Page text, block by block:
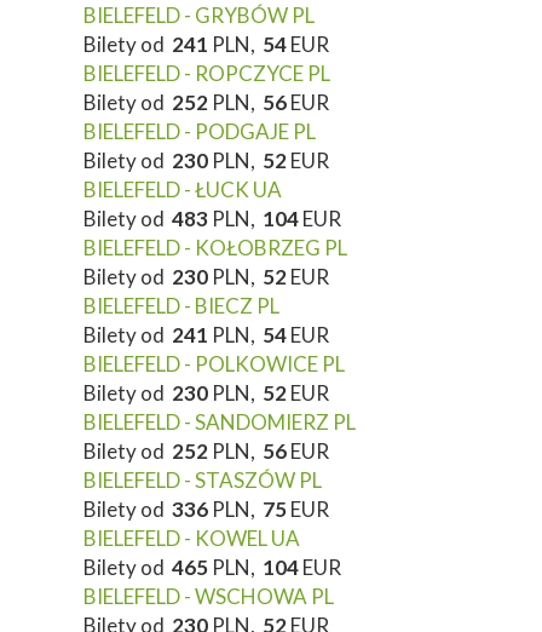
BIELEFELD - GRYBÓW PL
Bilety od 241 PLN, 54EUR
BIELEFELD - ROPCZYCE PL
Bilety od 252 PLN, 56EUR
BIELEFELD - PODGAJE PL
Bilety od 230 PLN, 52EUR
BIELEFELD - ŁUCK UA
Bilety od 483 PLN, 104EUR
BIELEFELD - KOŁOBRZEG PL
Bilety od 230 PLN, 52EUR
BIELEFELD - BIECZ PL
Bilety od 241 PLN, 54EUR
BIELEFELD - POLKOWICE PL
Bilety od 230 PLN, 52EUR
BIELEFELD - SANDOMIERZ PL
Bilety od 252 PLN, 56EUR
BIELEFELD - STASZÓW PL
Bilety od 336 PLN, 75EUR
BIELEFELD - KOWEL UA
Bilety od 465 PLN, 104EUR
BIELEFELD - WSCHOWA PL
Bilety od 230 PLN, 52EUR